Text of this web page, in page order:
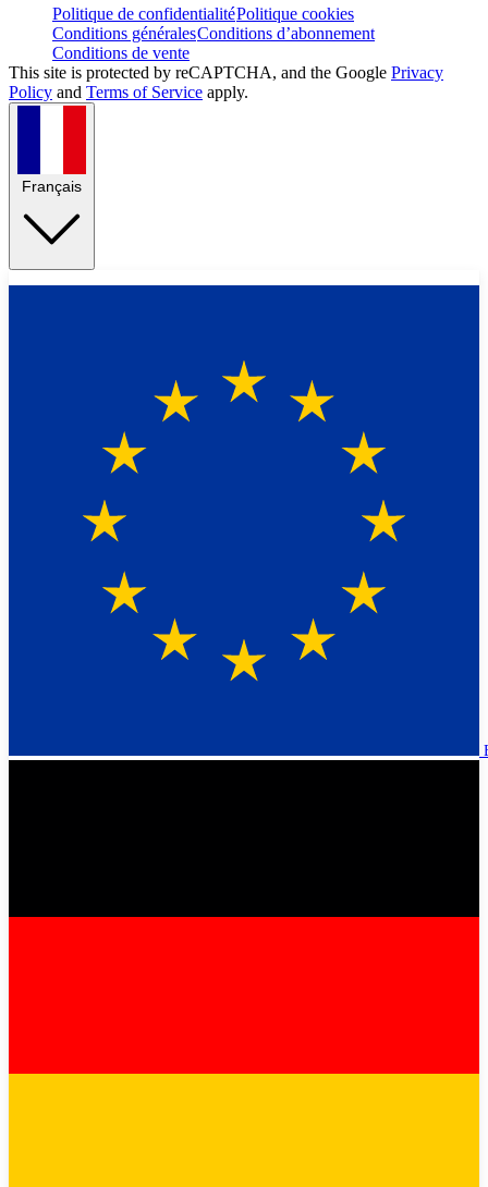
Politique de confidentialitéPolitique cookies
Conditions généralesConditions d’abonnement
Conditions de vente
This site is protected by reCAPTCHA, and the Google Privacy
Policy and Terms of Service apply.
Français